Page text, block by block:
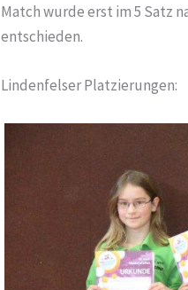
Match wurde erst im 5 Satz
entschieden.
Lindenfelser Platzierungen: